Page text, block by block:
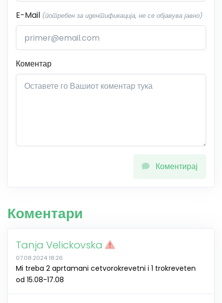
E-Mail (потребен за идентификација, не се објавува јавно)
Коментар
Коментирај
Коментари
Tanja Velickovska
07.08.2024 18:26
Mi treba 2 aprtamani cetvorokrevetni i 1 trokreveten
od 15.08-17.08